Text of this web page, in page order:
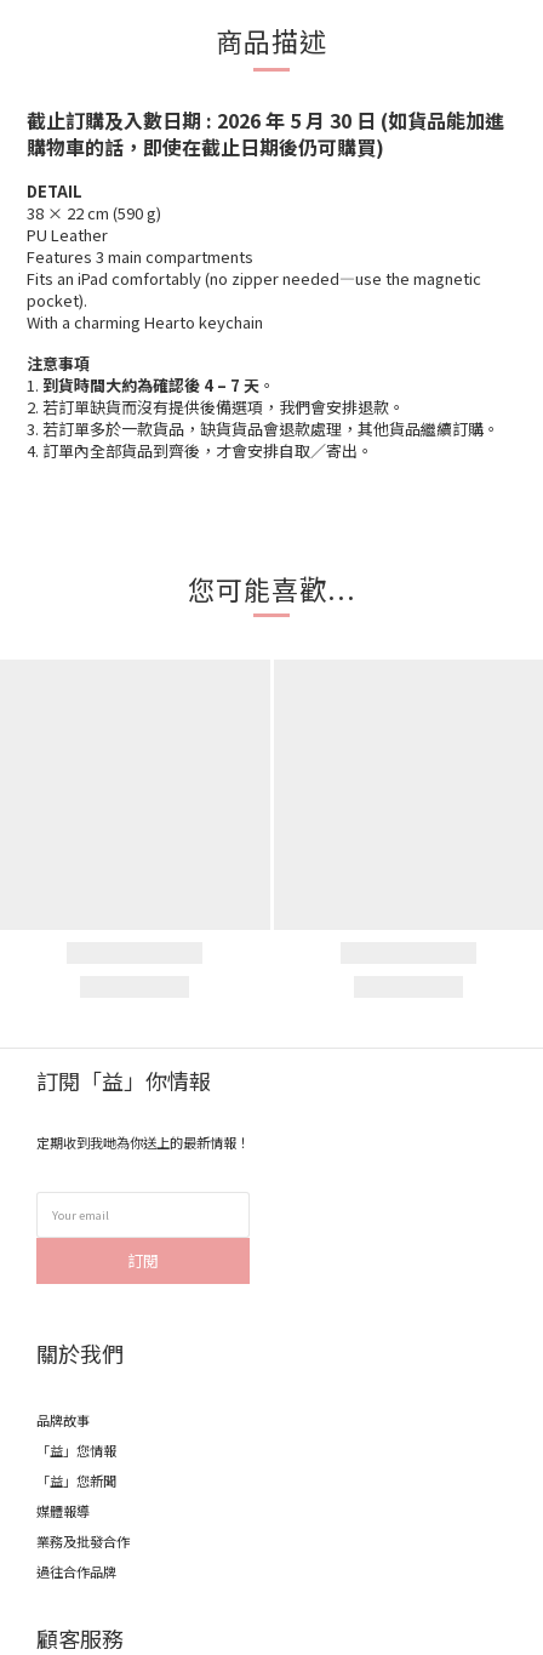
商品描述
截止訂購及入數日期 : 2026 年 5 月 30 日 (如貨品能加進
購物車的話，即使在截止日期後仍可購買)
DETAIL
38 × 22 cm (590 g)
PU Leather
Features 3 main compartments
Fits an iPad comfortably (no zipper needed—use the magnetic
pocket).
With a charming Hearto keychain
注意事項
1. 到貨時間大約為確認後 4 – 7 天 。
2. 若訂單缺貨而沒有提供後備選項，我們會安排退款。
3. 若訂單多於一款貨品，缺貨貨品會退款處理，其他貨品繼續訂購。
4. 訂單內全部貨品到齊後，才會安排自取／寄出。
您可能喜歡...
訂閱「益」你情報
定期收到我哋為你送上的最新情報！
訂閱
關於我們
品牌故事
「益」您情報
「益」您新聞
媒體報導
業務及批發合作
過往合作品牌
顧客服務